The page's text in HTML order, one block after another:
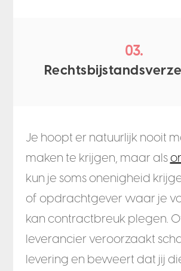
03.
Je hoopt er natuurlijk nooit
maken te krijgen, maar als
kun je soms onenigheid
of opdrachtgever waar je
kan contractbreuk plegen.
leverancier veroorzaakt
levering en beweert dat jij